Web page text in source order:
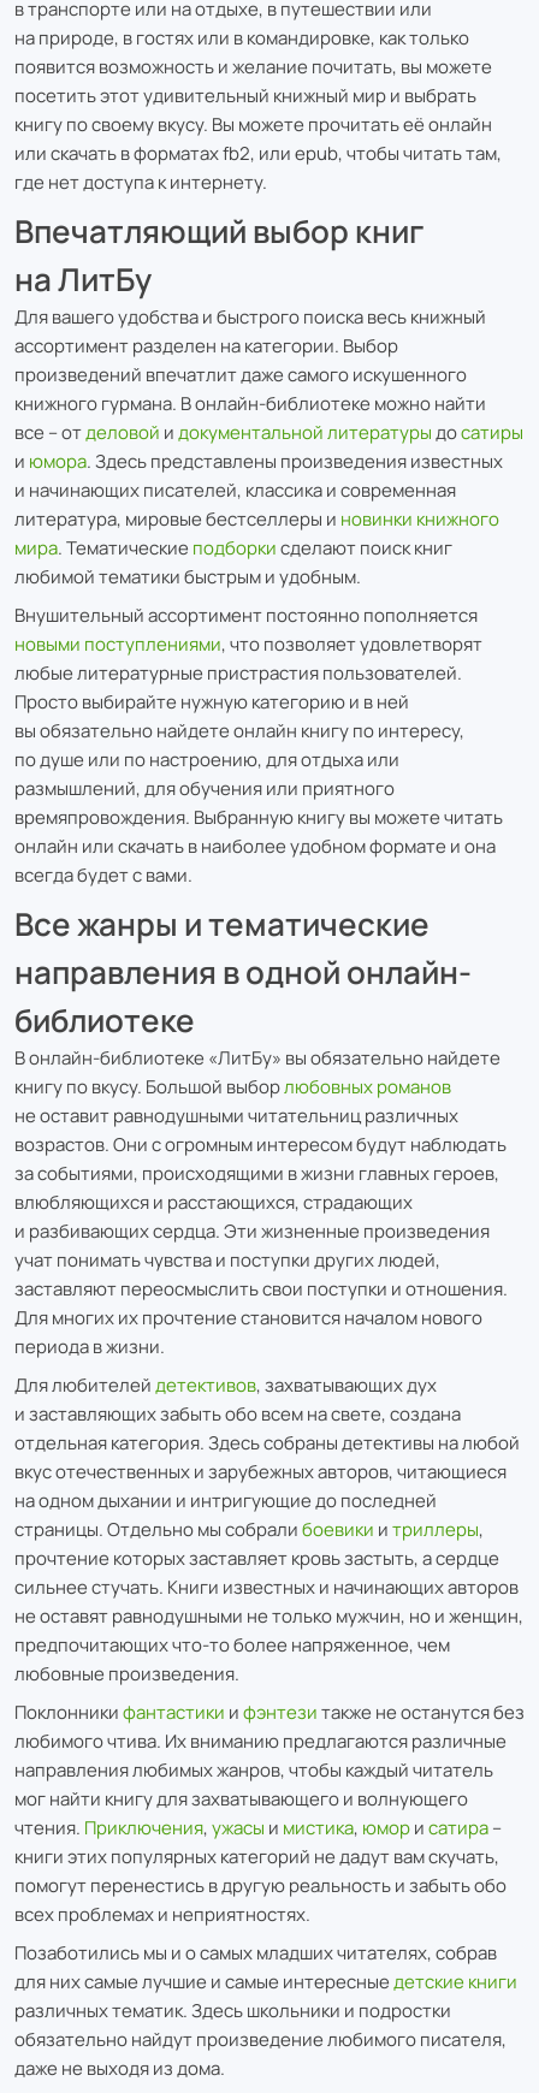
в транспорте или на отдыхе, в путешествии или
на природе, в гостях или в командировке, как только
появится возможность и желание почитать, вы можете
посетить этот удивительный книжный мир и выбрать
книгу по своему вкусу. Вы можете прочитать её онлайн
или скачать в форматах fb2, или epub, чтобы читать там,
где нет доступа к интернету.
Впечатляющий выбор книг
на ЛитБу
Для вашего удобства и быстрого поиска весь книжный
ассортимент разделен на категории. Выбор
произведений впечатлит даже самого искушенного
книжного гурмана. В онлайн-библиотеке можно найти
все – отделовой идокументальной литературыдосатиры
и юмора. Здесь представлены произведения известных
и начинающих писателей, классика и современная
литература, мировые бестселлеры и новинки книжного
мира. Тематические подборкисделают поиск книг
любимой тематики быстрым и удобным.
Внушительный ассортимент постоянно пополняется
новыми поступлениями, что позволяет удовлетворят
любые литературные пристрастия пользователей.
Просто выбирайте нужную категорию и в ней
вы обязательно найдете онлайн книгу по интересу,
по душе или по настроению, для отдыха или
размышлений, для обучения или приятного
времяпровождения. Выбранную книгу вы можете читать
онлайн или скачать в наиболее удобном формате и она
всегда будет с вами.
Все жанры и тематические
направления в одной онлайн-
библиотеке
В онлайн-библиотеке «ЛитБу» вы обязательно найдете
книгу по вкусу. Большой выборлюбовных романов
не оставит равнодушными читательниц различных
возрастов. Они с огромным интересом будут наблюдать
за событиями, происходящими в жизни главных героев,
влюбляющихся и расстающихся, страдающих
и разбивающих сердца. Эти жизненные произведения
учат понимать чувства и поступки других людей,
заставляют переосмыслить свои поступки и отношения.
Для многих их прочтение становится началом нового
периода в жизни.
Для любителейдетективов, захватывающих дух
и заставляющих забыть обо всем на свете, создана
отдельная категория. Здесь собраны детективы на любой
вкус отечественных и зарубежных авторов, читающиеся
на одном дыхании и интригующие до последней
страницы. Отдельно мы собралибоевики итриллеры,
прочтение которых заставляет кровь застыть, а сердце
сильнее стучать. Книги известных и начинающих авторов
не оставят равнодушными не только мужчин, но и женщин,
предпочитающих что-то более напряженное, чем
любовные произведения.
Поклонникифантастики ифэнтезитакже не останутся без
любимого чтива. Их вниманию предлагаются различные
направления любимых жанров, чтобы каждый читатель
мог найти книгу для захватывающего и волнующего
чтения. Приключения,ужасы и мистика, юморисатира–
книги этих популярных категорий не дадут вам скучать,
помогут перенестись в другую реальность и забыть обо
всех проблемах и неприятностях.
Позаботились мы и о самых младших читателях, собрав
для них самые лучшие и самые интересныедетские книги
различных тематик. Здесь школьники и подростки
обязательно найдут произведение любимого писателя,
даже не выходя из дома.